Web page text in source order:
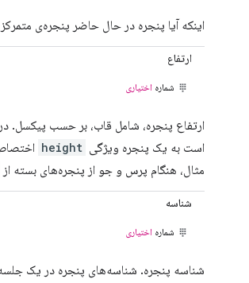
اینکه آیا پنجره در حال حاضر پنجره‌ی
ارتفاع
شماره اختیاری
ارتفاع پنجره، شامل قاب، بر حسب پیکسل.
است به یک پنجره ویژگی height
مثال، هنگام پرس و جو از پنجره‌های بسته از API
شناسه
شماره اختیاری
شناسه پنجره. شناسه‌های پنجره در یک